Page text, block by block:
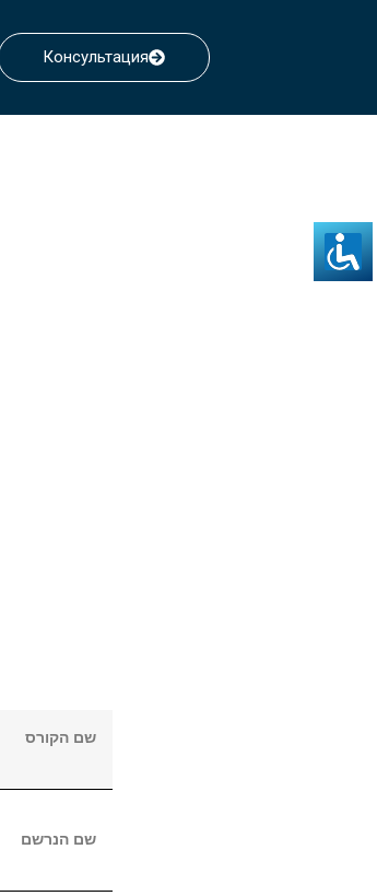
Консультация
שם הקורס
שם הנרשם